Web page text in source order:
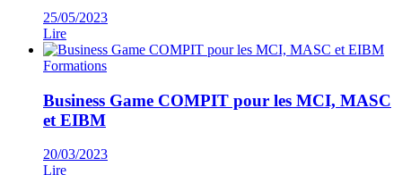
25/05/2023
Lire
Formations
Business Game COMPIT pour les MCI, MASC
et EIBM
20/03/2023
Lire